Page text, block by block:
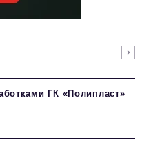
ГК «Полипласт»